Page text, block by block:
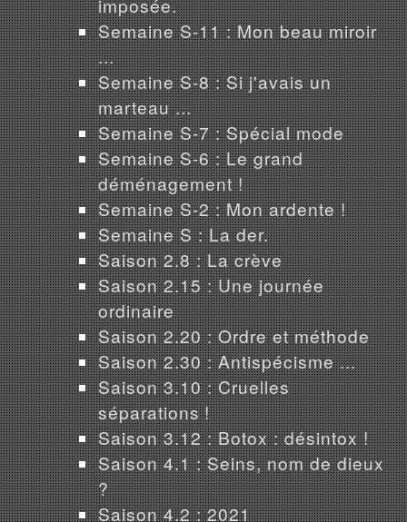
imposée.
Semaine S-11 : Mon beau miroir
...
Semaine S-8 : Si j'avais un
marteau ...
Semaine S-7 : Spécial mode
Semaine S-6 : Le grand
déménagement !
Semaine S-2 : Mon ardente !
Semaine S : La der.
Saison 2.8 : La crève
Saison 2.15 : Une journée
ordinaire
Saison 2.20 : Ordre et méthode
Saison 2.30 : Antispécisme ...
Saison 3.10 : Cruelles
séparations !
Saison 3.12 : Botox : désintox !
Saison 4.1 : Seins, nom de dieux
?
Saison 4.2 : 2021